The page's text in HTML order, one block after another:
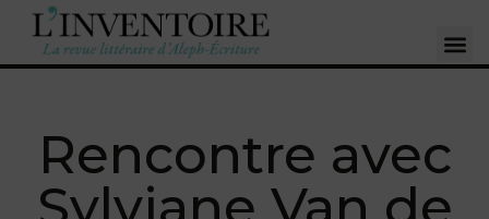
Rencontre avec